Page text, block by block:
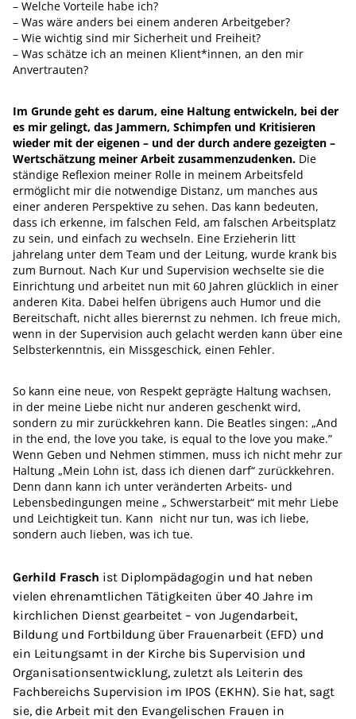
– Welche Vorteile habe ich?
– Was wäre anders bei einem anderen Arbeitgeber?
– Wie wichtig sind mir Sicherheit und Freiheit?
– Was schätze ich an meinen Klient*innen, an den mir
Anvertrauten?
Im Grunde geht es darum, eine Haltung entwickeln, bei der
es mir gelingt, das Jammern, Schimpfen und Kritisieren
wieder mit der eigenen – und der durch andere gezeigten –
Wertschätzung meiner Arbeit zusammenzudenken. Die
ständige Reflexion meiner Rolle in meinem Arbeitsfeld
ermöglicht mir die notwendige Distanz, um manches aus
einer anderen Perspektive zu sehen. Das kann bedeuten,
dass ich erkenne, im falschen Feld, am falschen Arbeitsplatz
zu sein, und einfach zu wechseln. Eine Erzieherin litt
jahrelang unter dem Team und der Leitung, wurde krank bis
zum Burnout. Nach Kur und Supervision wechselte sie die
Einrichtung und arbeitet nun mit 60 Jahren glücklich in einer
anderen Kita. Dabei helfen übrigens auch Humor und die
Bereitschaft, nicht alles bierernst zu nehmen. Ich freue mich,
wenn in der Supervision auch gelacht werden kann über eine
Selbsterkenntnis, ein Missgeschick, einen Fehler.
So kann eine neue, von Respekt geprägte Haltung wachsen,
in der meine Liebe nicht nur anderen geschenkt wird,
sondern zu mir zurückkehren kann. Die Beatles singen: „And
in the end, the love you take, is equal to the love you make.”
Wenn Geben und Nehmen stimmen, muss ich nicht mehr zur
Haltung „Mein Lohn ist, dass ich dienen darf“ zurückkehren.
Denn dann kann ich unter veränderten Arbeits- und
Lebensbedingungen meine „ Schwerstarbeit“ mit mehr Liebe
und Leichtigkeit tun. Kann nicht nur tun, was ich liebe,
sondern auch lieben, was ich tue.
Gerhild Frasch ist Diplompädagogin und hat neben
vielen ehrenamtlichen Tätigkeiten über 40 Jahre im
kirchlichen Dienst gearbeitet – von Jugendarbeit,
Bildung und Fortbildung über Frauenarbeit (EFD) und
ein Leitungsamt in der Kirche bis Supervision und
Organisationsentwicklung, zuletzt als Leiterin des
Fachbereichs Supervision im IPOS (EKHN). Sie hat, sagt
sie, die Arbeit mit den Evangelischen Frauen in